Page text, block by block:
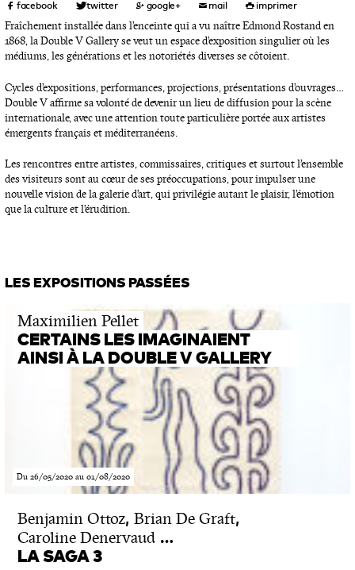
Fraîchement installée dans l’enceinte qui a vu naître Edmond Rostand en
1868, la Double V Gallery se veut un espace d’exposition singulier où les
médiums, les générations et les notoriétés diverses se côtoient.
Cycles d’expositions, performances, projections, présentations d’ouvrages…
Double V affirme sa volonté de devenir un lieu de diffusion pour la scène
internationale, avec une attention toute particulière portée aux artistes
émergents français et méditerranéens.
Les rencontres entre artistes, commissaires, critiques et surtout l’ensemble
des visiteurs sont au cœur de ses préoccupations, pour impulser une
nouvelle vision de la galerie d’art, qui privilégie autant le plaisir, l’émotion
que la culture et l’érudition.
LES EXPOSITIONS PASSÉES
Maximilien Pellet
CERTAINS LES IMAGINAIENT
AINSI À LA DOUBLE V GALLERY
Du 26/05/2020 au 01/08/2020
Benjamin Ottoz, Brian De Graft,
Caroline Denervaud…
LA SAGA 3